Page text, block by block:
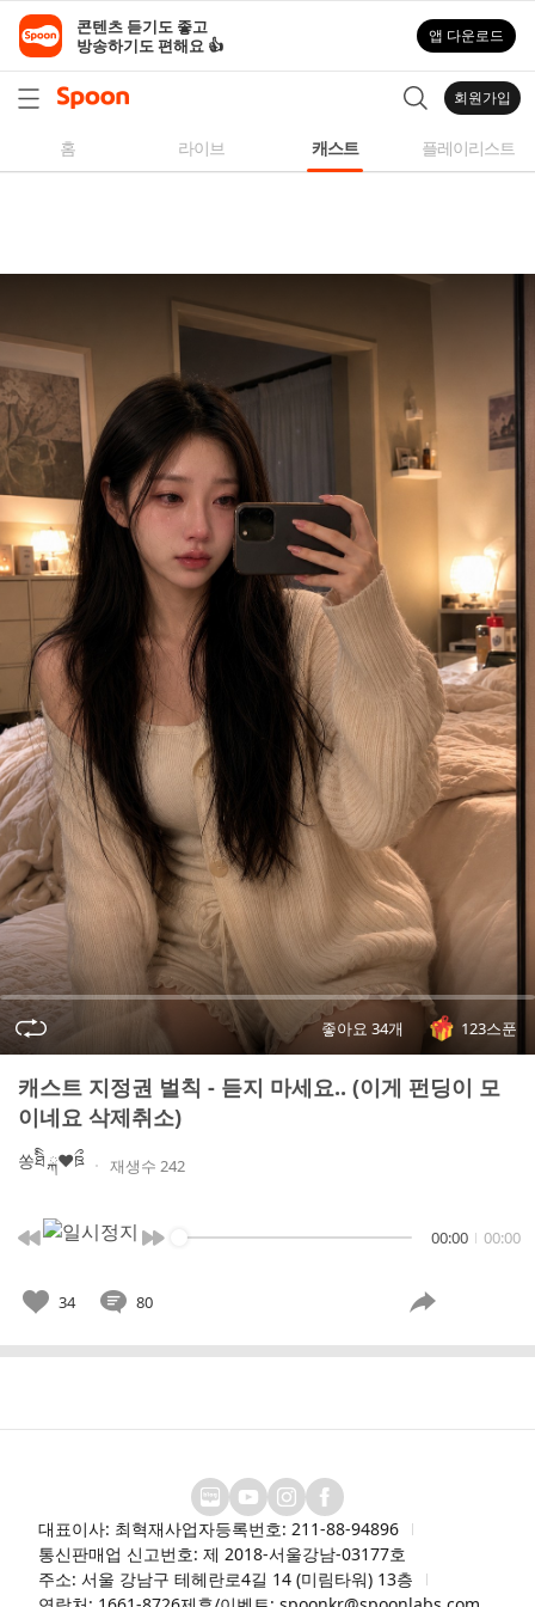
라
자
성
대
모
사
등
다
양
한
오
디
오
텐
를
들
어
보
세
요.
콘텐츠 듣기도 좋고
방송하기도 편해요 👍
앱 다운로드
회원가입
홈 라이브 캐스트 플레이리스트
좋아요 34개 123스푼
캐스트 지정권 벌칙 - 듣지 마세요.. (이게 펀딩이 모
이네요 삭제취소)
쏭ཐིི ྐ❤︎ཋྀ 재생수 242
00:00 00:00
34 80
대표이사: 최혁재사업자등록번호: 211-88-94896
통신판매업 신고번호: 제 2018-서울강남-03177호
주소: 서울 강남구 테헤란로4길 14 (미림타워) 13층